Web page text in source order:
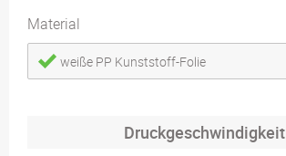
Material
weiße PP Kunststoff-Folie
Druckgeschwindigkeit